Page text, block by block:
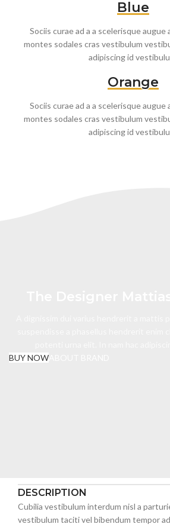
Blue
Sociis curae ad a a scelerisque augue
montes sodales cras vestibulum
adipiscing id
Orange
Sociis curae ad a a scelerisque augue
montes sodales cras vestibulum
adipiscing id
BUY NOW
DESCRIPTION
Cubilia vestibulum interdum nisl a
vestibulum taciti vel bibendum tempor